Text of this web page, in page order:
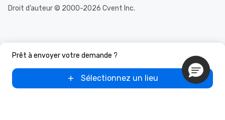
Prêt à envoyer votre demande ?
Sélectionnez un lieu
Droit d’auteur © 2000-2026 Cvent Inc.